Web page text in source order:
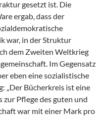
gesetzt ist. Die
ergab, dass der
war, in der Struktur
dem Zweiten Weltkrieg
Im Gegensatz
eben eine sozialistische
„Der Bücherkreis ist eine
Pflege des guten und
war mit einer Mark pro